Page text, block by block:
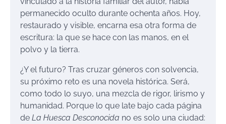
permanecido oculto durante ochenta años. Hoy,
restaurado y visible, encarna esa otra forma de
escritura: la que se hace con las manos, en el
polvo y la tierra.
¿Y el futuro? Tras cruzar géneros con solvencia,
su próximo reto es una novela histórica. Será,
como todo lo suyo, una mezcla de rigor, lirismo y
humanidad. Porque lo que late bajo cada página
de La Huesca Desconocida no es solo una ciudad: